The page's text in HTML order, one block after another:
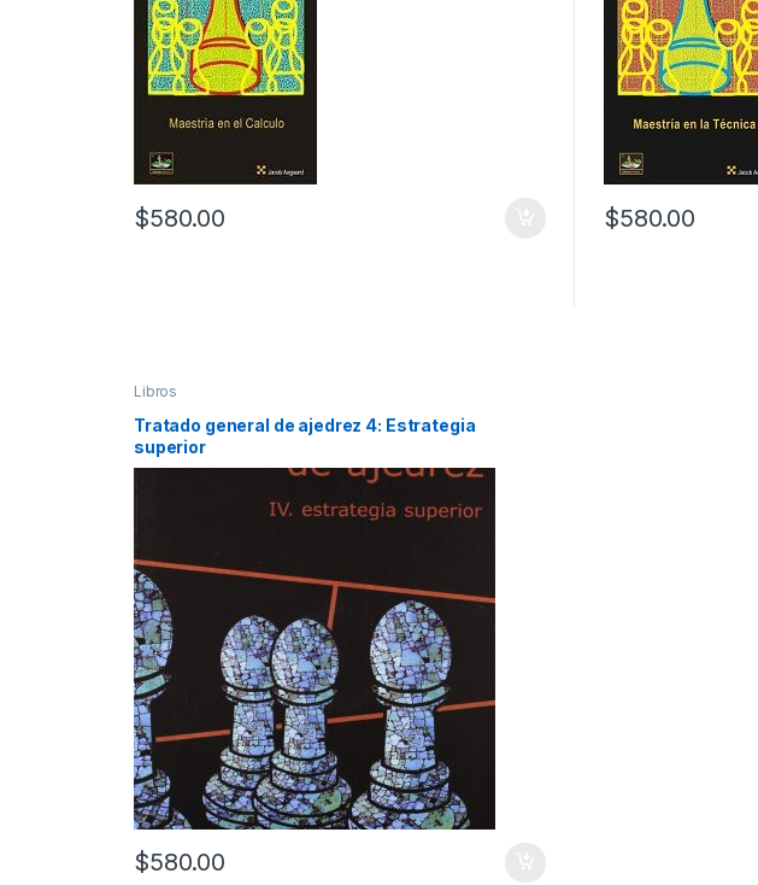
$580.00 $580.00
Libros
Tratado general de ajedrez 4: Estrategia
superior
$580.00